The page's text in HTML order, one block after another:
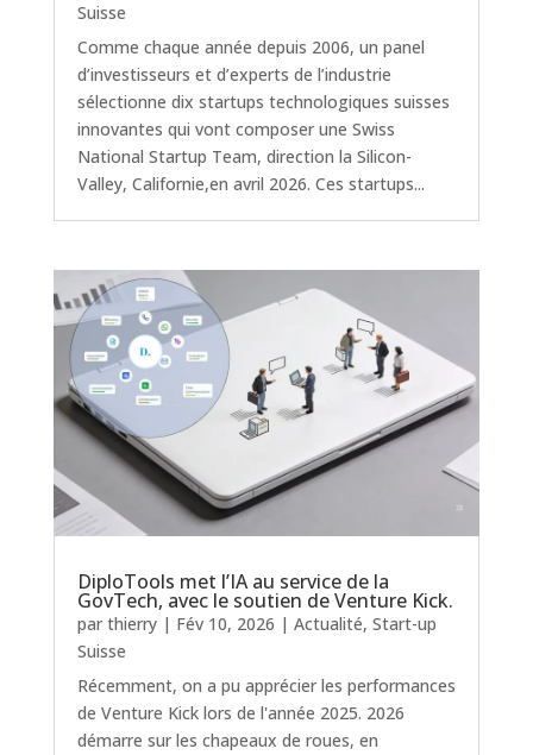
Suisse
Comme chaque année depuis 2006, un panel
d’investisseurs et d’experts de l’industrie
sélectionne dix startups technologiques suisses
innovantes qui vont composer une Swiss
National Startup Team, direction la Silicon-
Valley, Californie,en avril 2026. Ces startups...
DiploTools met l’IA au service de la
GovTech, avec le soutien de Venture Kick.
par thierry| Fév 10, 2026 | Actualité, Start-up
Suisse
Récemment, on a pu apprécier les performances
de Venture Kick lors de l'année 2025. 2026
démarre sur les chapeaux de roues, en